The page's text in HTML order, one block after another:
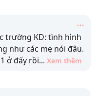
trường KD: tình hình
như các mẹ nói đâu.
ở đấy rồi... Xem thêm